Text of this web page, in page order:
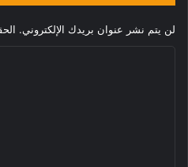
لن يتم نشر عنوان بريدك الإلكتروني.